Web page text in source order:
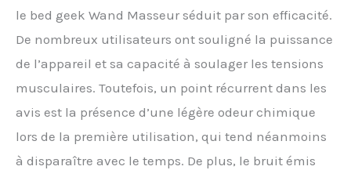
le bed geek Wand Masseur séduit par son efficacité.
De nombreux utilisateurs ont souligné la puissance
de l’appareil et sa capacité à soulager les tensions
musculaires. Toutefois, un point récurrent dans les
avis est la présence d’une légère odeur chimique
lors de la première utilisation, qui tend néanmoins
à disparaître avec le temps. De plus, le bruit émis